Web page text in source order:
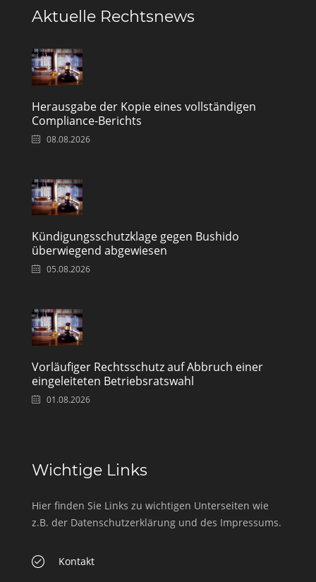
Aktuelle Rechtsnews
Herausgabe der Kopie eines vollständigen
Compliance-Berichts
08.08.2026
Kündigungsschutzklage gegen Bushido
überwiegend abgewiesen
05.08.2026
Vorläufiger Rechtsschutz auf Abbruch einer
eingeleiteten Betriebsratswahl
01.08.2026
Wichtige Links
Hier finden Sie Links zu wichtigen Unterseiten wie
z.B. der Datenschutzerklärung und des Impressums.
Kontakt